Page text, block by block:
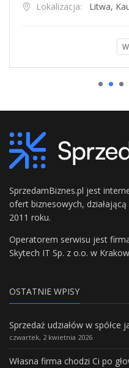
Lokalizacja:
Litwa,
SprzedamBiznes.pl jest
ofert biznesowych,
2011 roku.
Operatorem serwisu jest
Skytech IT Sp. z o.o. w
OSTATNIE WPISY
czwartek, 2 kwietnia 2026